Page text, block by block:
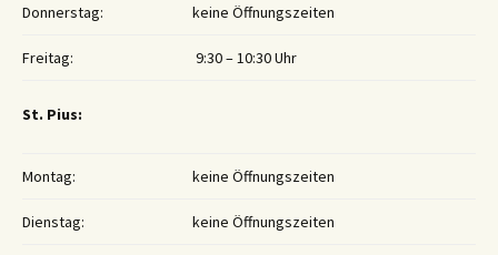
Donnerstag: keine Öffnungszeiten
Freitag: 9:30 – 10:30 Uhr
St. Pius:
Montag: keine Öffnungszeiten
Dienstag: keine Öffnungszeiten